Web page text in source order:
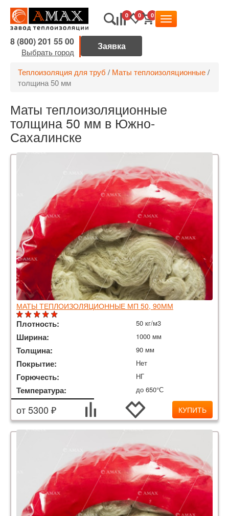
0 0 0
8 (800) 201 55 00
Выбрать город
Теплоизоляция для труб / Маты теплоизоляционные/
толщина 50 мм
Маты теплоизоляционные
толщина 50 мм в Южно-
Сахалинске
МАТЫ ТЕПЛОИЗОЛЯЦИОННЫЕ МП 50, 90ММ
Плотность: 50 кг/м3
Ширина: 1000 мм
Толщина: 90 мм
Покрытие: Нет
Горючесть: НГ
Температура: до 650°С
от 5300 ₽ КУПИТЬ